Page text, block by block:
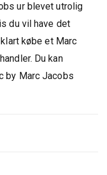
ur blevet utrolig
du vil have det
købe et Marc
Du kan
by Marc Jacobs